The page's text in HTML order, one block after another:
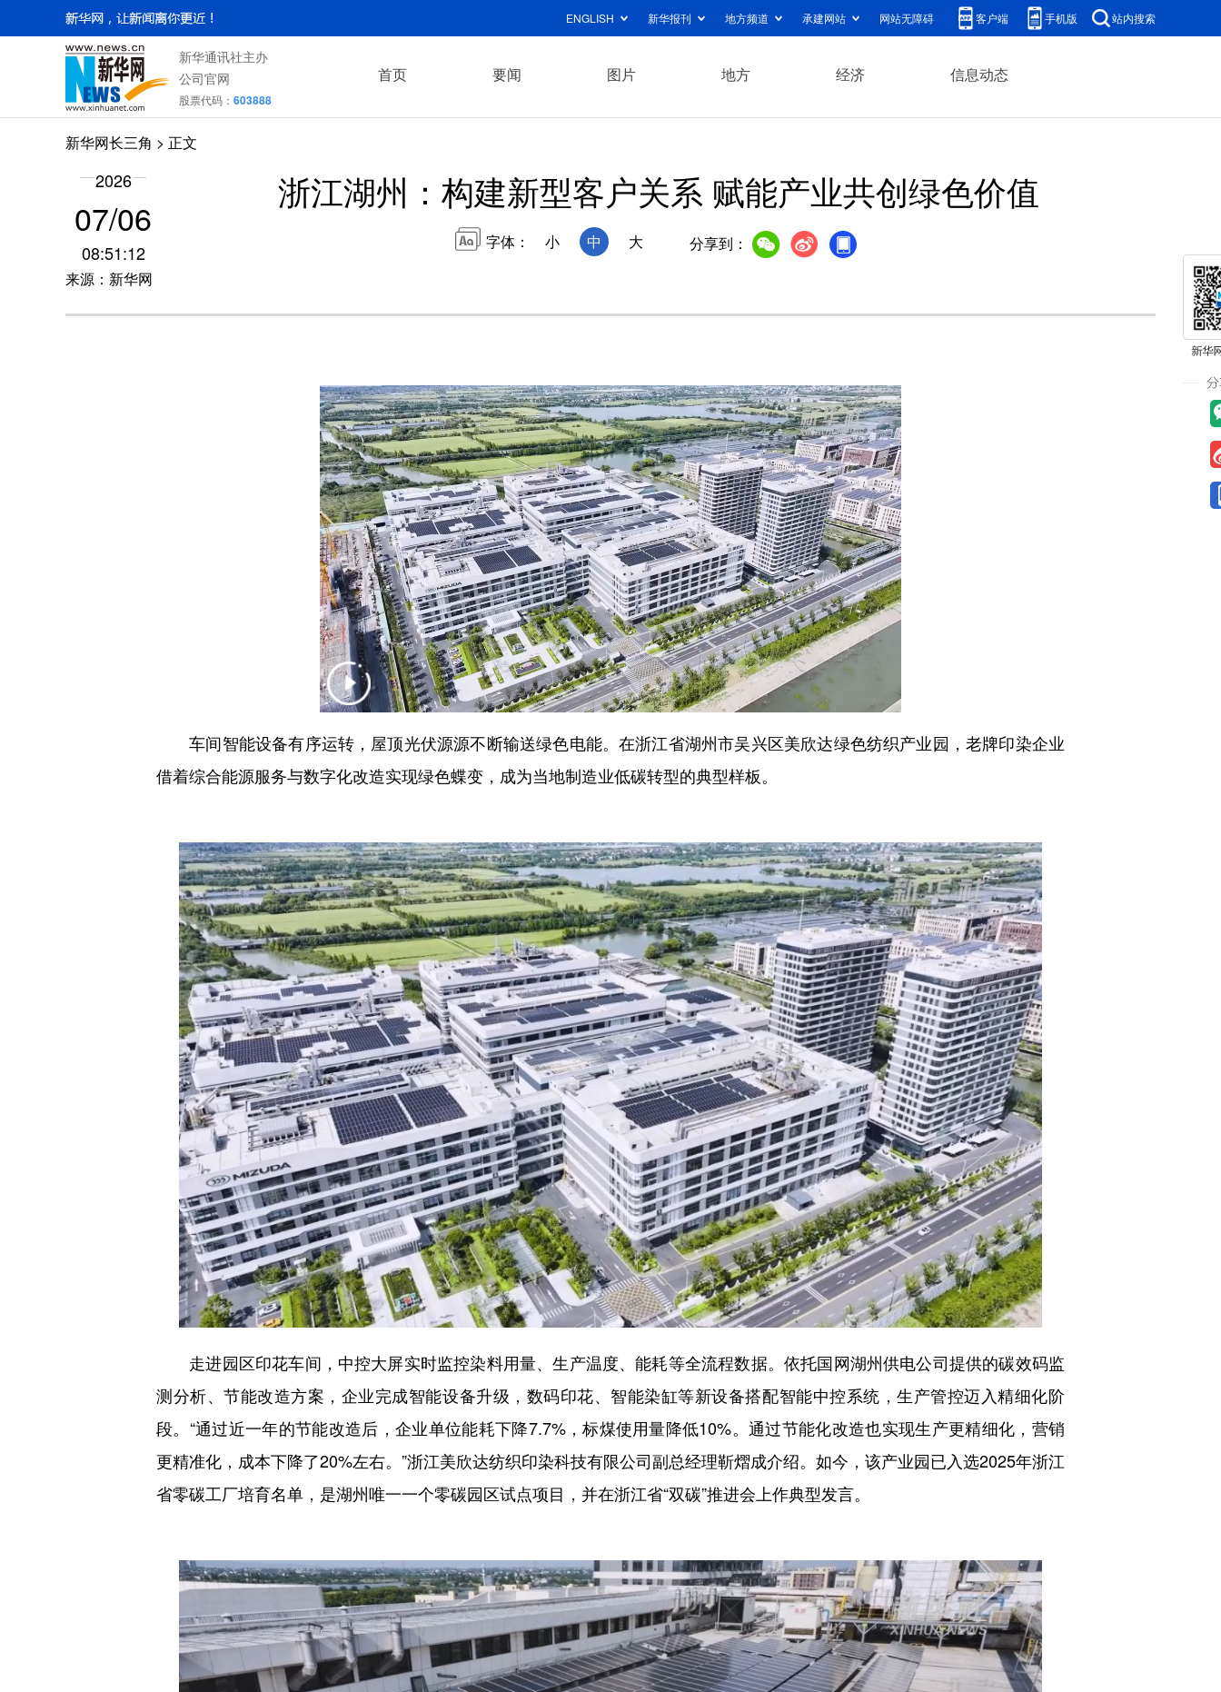
ENGLISH 新华报刊 地方频道 承建网站 网站无障碍 客户端 手机版 站内搜索
新华通讯社主办
公司官网
股票代码： 603888
首页 要闻 图片 地方 经济 信息动态
新华网长三角 > 正文
2026
07/06
08:51:12
来源：新华网
浙江湖州：构建新型客户关系 赋能产业共创绿色价值
字体： 小 中 大 分享到：
车间智能设备有序运转，屋顶光伏源源不断输送绿色电能。在浙江省湖州市吴兴区美欣达绿色纺织产业园，老牌印染企业
借着综合能源服务与数字化改造实现绿色蝶变，成为当地制造业低碳转型的典型样板。
走进园区印花车间，中控大屏实时监控染料用量、生产温度、能耗等全流程数据。依托国网湖州供电公司提供的碳效码监
测分析、节能改造方案，企业完成智能设备升级，数码印花、智能染缸等新设备搭配智能中控系统，生产管控迈入精细化阶
段。“通过近一年的节能改造后，企业单位能耗下降7.7%，标煤使用量降低10%。通过节能化改造也实现生产更精细化，营销
更精准化，成本下降了20%左右。”浙江美欣达纺织印染科技有限公司副总经理靳熠成介绍。如今，该产业园已入选2025年浙江
省零碳工厂培育名单，是湖州唯一一个零碳园区试点项目，并在浙江省“双碳”推进会上作典型发言。